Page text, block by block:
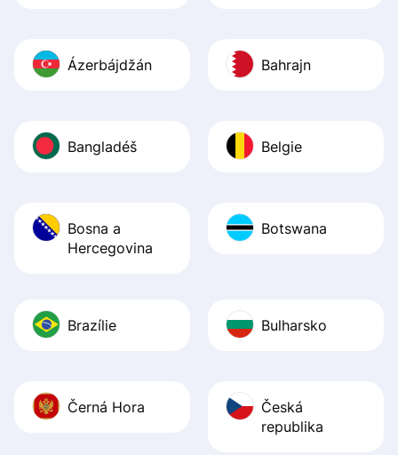
Ázerbájdžán Bahrajn
Bangladéš Belgie
Bosna a
Hercegovina
Botswana
Brazílie Bulharsko
Černá Hora
Česká
republika